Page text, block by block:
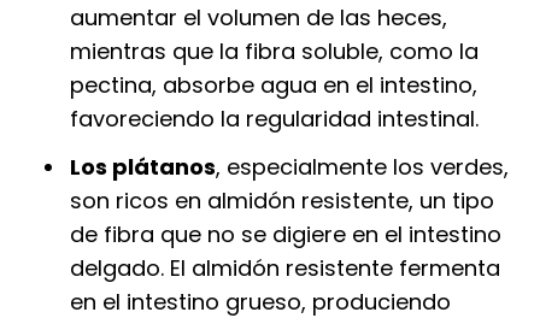
aumentar el volumen de las heces,
mientras que la fibra soluble, como la
pectina, absorbe agua en el intestino,
favoreciendo la regularidad intestinal.
Los plátanos, especialmente los verdes,
son ricos en almidón resistente, un tipo
de fibra que no se digiere en el intestino
delgado. El almidón resistente fermenta
en el intestino grueso, produciendo